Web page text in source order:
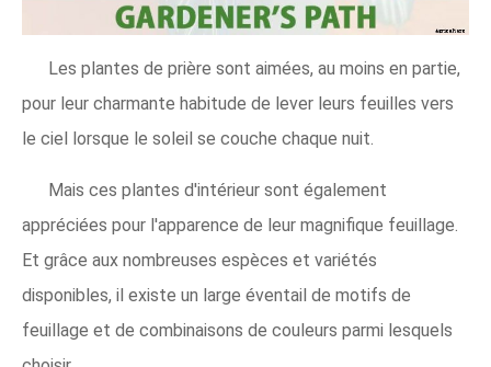
Les plantes de prière sont aimées, au moins en partie,
pour leur charmante habitude de lever leurs feuilles vers
le ciel lorsque le soleil se couche chaque nuit.
Mais ces plantes d'intérieur sont également
appréciées pour l'apparence de leur magnifique feuillage.
Et grâce aux nombreuses espèces et variétés
disponibles, il existe un large éventail de motifs de
feuillage et de combinaisons de couleurs parmi lesquels